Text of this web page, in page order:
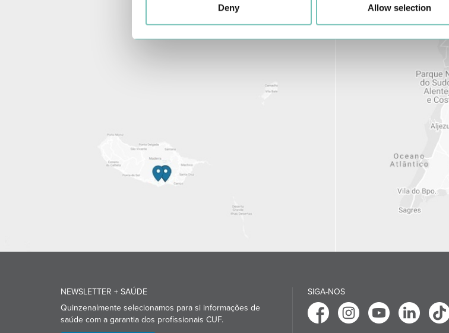
Deny Allow selection
NEWSLETTER + SAÚDE
Quinzenalmente selecionamos para si informações de
saúde com a garantia dos profissionais CUF.
SIGA-NOS